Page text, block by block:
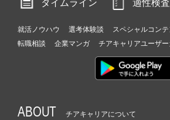
タイムライン
適性検査
就活ノウハウ 選考体験談 スペシャルコンテ
転職相談
企業マンガ チアキャリアユーザー
ABOUT チアキャリアについて